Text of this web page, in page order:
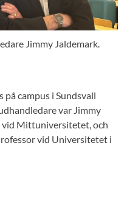
Jimmy Jaldemark.
campus i Sundsvall
var Jimmy
vid Mittuniversitetet, och
vid Universitetet i